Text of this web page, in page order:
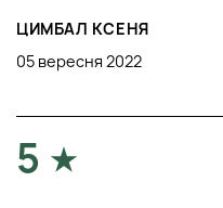
ЦИМБАЛ КСЕНЯ
05 вересня 2022
5